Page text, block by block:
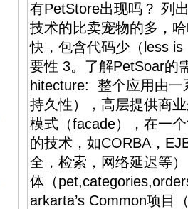
有PetStore出现吗？ 列
技术的比卖宠物的多，
快，包含代码少（less
要性 3。了解PetSoar
hitecture: 整个应用由一
持久性），高层提供商
模式（facade），在一
的技术，如CORBA，
全，检索，网络延迟等
体（
arkarta’s Common项目